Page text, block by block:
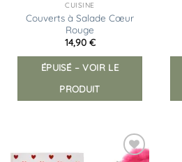
CUISINE
Couverts à Salade Cœur
Rouge
14,90 €
ÉPUISÉ – VOIR LE
PRODUIT